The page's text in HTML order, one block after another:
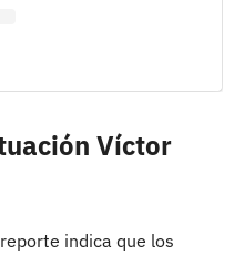
Víctor
indica que los